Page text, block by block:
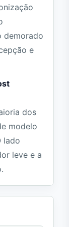
demorado
e
dos
modelo
lado
leve e a